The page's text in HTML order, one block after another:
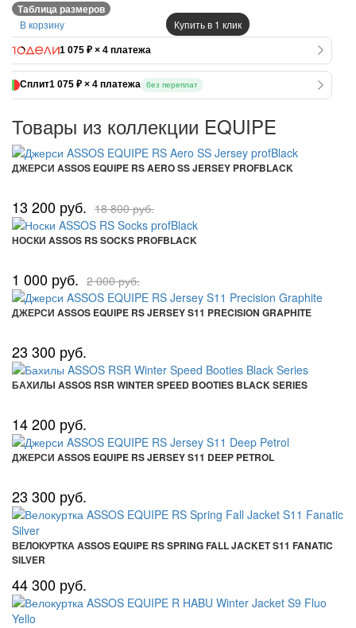
Таблица размеров
В корзину Купить в 1 клик
1 075 ₽ × 4 платежа
Сплит1 075 ₽ × 4 платежа без переплат
Товары из коллекции EQUIPE
ДЖЕРСИ ASSOS EQUIPE RS AERO SS JERSEY PROFBLACK
13 200 руб. 18 800 руб.
НОСКИ ASSOS RS SOCKS PROFBLACK
1 000 руб. 2 000 руб.
ДЖЕРСИ ASSOS EQUIPE RS JERSEY S11 PRECISION GRAPHITE
23 300 руб.
БАХИЛЫ ASSOS RSR WINTER SPEED BOOTIES BLACK SERIES
14 200 руб.
ДЖЕРСИ ASSOS EQUIPE RS JERSEY S11 DEEP PETROL
23 300 руб.
ВЕЛОКУРТКА ASSOS EQUIPE RS SPRING FALL JACKET S11 FANATIC
SILVER
44 300 руб.